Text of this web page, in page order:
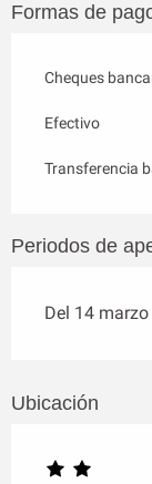
Formas de
Cheques
Efectivo
Transferencia
Periodos de
Del 14
Ubicación